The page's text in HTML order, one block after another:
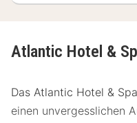
Atlantic Hotel &
Das Atlantic Hotel &
einen unvergesslichen